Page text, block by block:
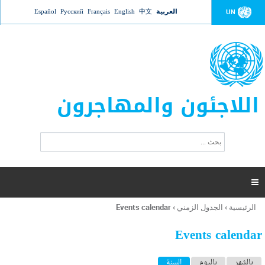
Jump to navigation UN العربية 中文
English
Français
Русский
Español
اللاجئون والمهاجرون
ت
ر
ل
ح
ب

أنت
هنا
الرئيسية › الجدول الزمني ›
Events calendar
Events calendar